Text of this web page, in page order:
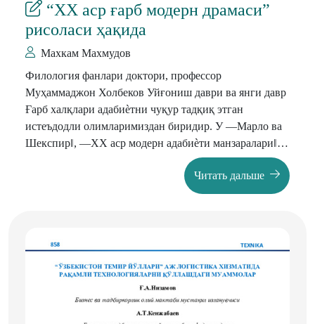
“ХХ аср ғарб модерн драмаси”
рисоласи ҳақида
Махкам Махмудов
Филология фанлари доктори, профессор
Муҳаммаджон Холбеков Уйғониш даври ва янги давр
Ғарб халқлари адабиѐтни чуқур тадқиқ этган
истеъдодли олимларимиздан биридир. У ―Марло ва
Шекспир‖, ―ХХ аср модерн адабиѐти манзаралари‖,
―ХХ аср модерн адабиѐти манзаралари‖ китобида
Маркес, Луис Борхес ва бошқаларнинг ижодига хос
Читать дальше